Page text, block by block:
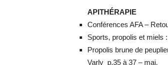
APITHÉRAPIE
Conférences AFA –
Sports, propolis et miels
Propolis brune de
Varly p.35 à 37 – mai.